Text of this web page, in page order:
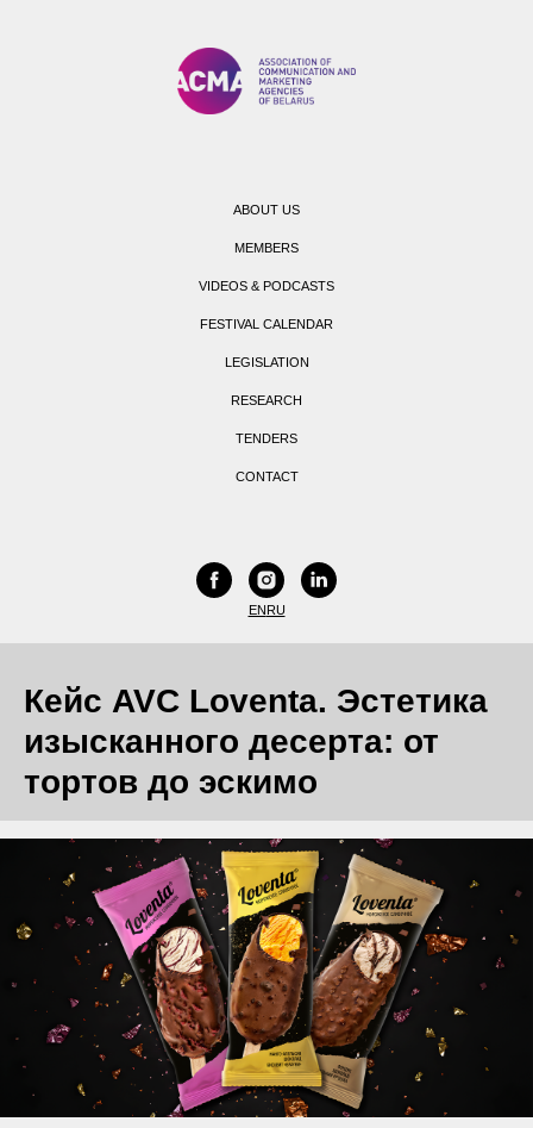
ABOUT US
MEMBERS
VIDEOS & PODCASTS
FESTIVAL CALENDAR
LEGISLATION
RESEARCH
TENDERS
CONTACT
ENRU
Кейс AVC Loventa. Эстетика
изысканного десерта: от
тортов до эскимо